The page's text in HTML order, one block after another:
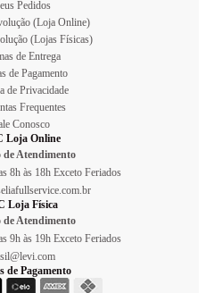
Pedidos
(Loja Online)
(Lojas Físicas)
de Entrega
de Pagamento
de Privacidade
Frequentes
Conosco
Loja Online
Atendimento
8h às 18h Exceto Feriados
Loja Física
Atendimento
9h às 19h Exceto Feriados
de Pagamento